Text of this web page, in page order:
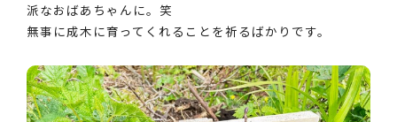
派なおばあちゃんに。笑
無事に成木に育ってくれることを祈るばかりです。